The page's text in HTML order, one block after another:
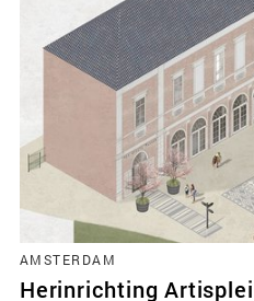
AMSTERDAM
Herinrichting